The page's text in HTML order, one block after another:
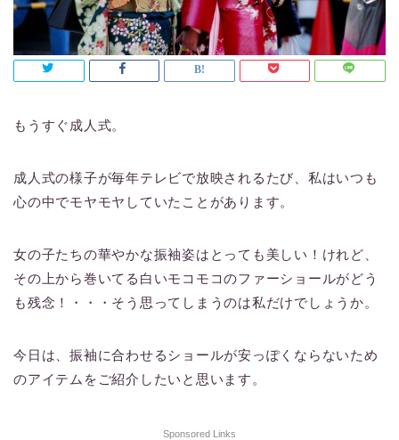
もうすぐ成人式。
成人式の様子が毎年テレビで放映されるたび、私はいつも
心の中でモヤモヤしていたことがあります。
女の子たちの華やかな振袖姿はとっても美しい！けれど、
その上から巻いてる白いモコモコのファーショールがどう
も残念！・・・そう思ってしまうのは私だけでしょうか。
今日は、振袖に合わせるショールが安っぽくならないため
のアイテムをご紹介したいと思います。
Sponsored Links